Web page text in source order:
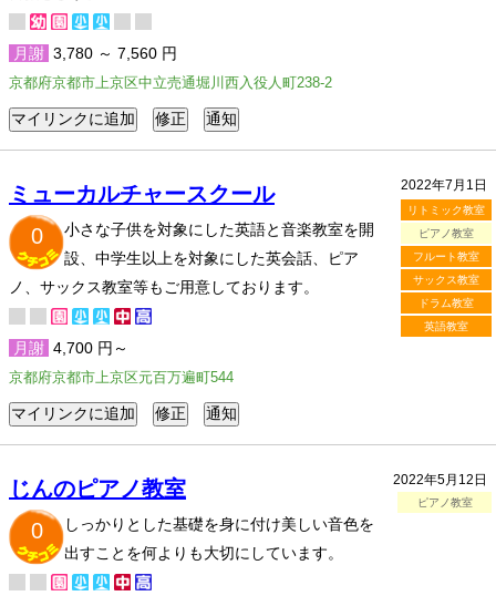
月謝 3,780 ～ 7,560 円
京都府京都市上京区中立売通堀川西入役人町238-2
2022年7月1日
リトミック教室
ピアノ教室
フルート教室
サックス教室
ドラム教室
英語教室
ミューカルチャースクール
0
小さな子供を対象にした英語と音楽教室を開
設、中学生以上を対象にした英会話、ピア
ノ、サックス教室等もご用意しております。
月謝 4,700 円～
京都府京都市上京区元百万遍町544
2022年5月12日
ピアノ教室
じんのピアノ教室
0
しっかりとした基礎を身に付け美しい音色を
出すことを何よりも大切にしています。